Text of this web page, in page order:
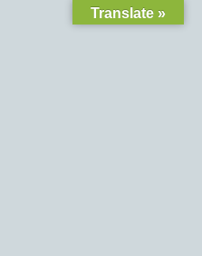
Translate »